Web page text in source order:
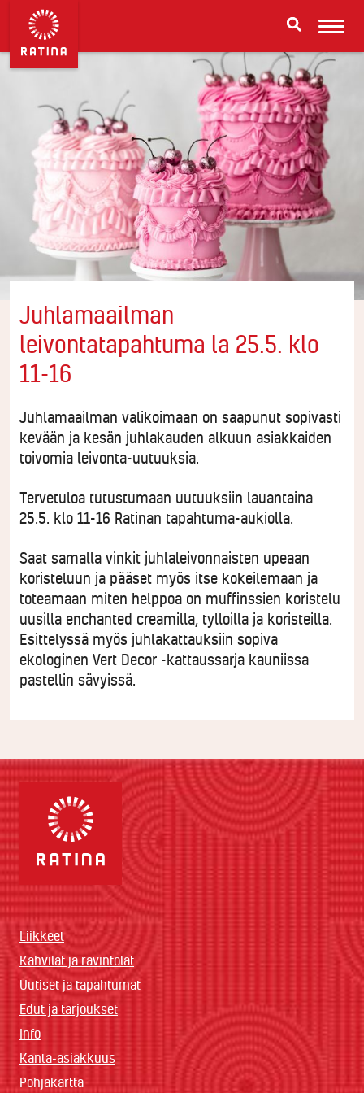
Juhlamaailman
leivontatapahtuma la 25.5. klo
11-16
Juhlamaailman valikoimaan on saapunut sopivasti
kevään ja kesän juhlakauden alkuun asiakkaiden
toivomia leivonta-uutuuksia.
Tervetuloa tutustumaan uutuuksiin lauantaina
25.5. klo 11-16 Ratinan tapahtuma-aukiolla.
Saat samalla vinkit juhlaleivonnaisten upeaan
koristeluun ja pääset myös itse kokeilemaan ja
toteamaan miten helppoa on muffinssien koristelu
uusilla enchanted creamilla, tylloilla ja koristeilla.
Esittelyssä myös juhlakattauksiin sopiva
ekologinen Vert Decor -kattaussarja kauniissa
pastellin sävyissä.
Liikkeet
Kahvilat ja ravintolat
Uutiset ja tapahtumat
Edut ja tarjoukset
Info
Kanta-asiakkuus
Pohjakartta